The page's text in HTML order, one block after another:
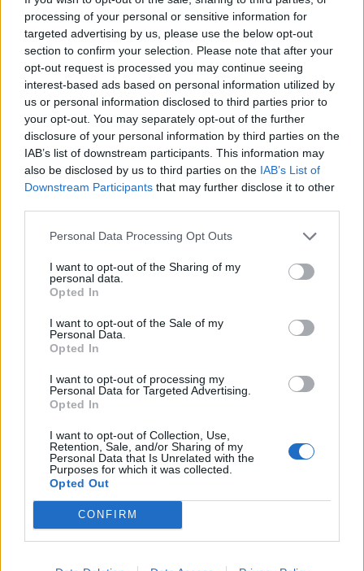
processing of your personal or sensitive information for
targeted advertising by us, please use the below opt-out
section to confirm your selection. Please note that after your
opt-out request is processed you may continue seeing
interest-based ads based on personal information utilized by
us or personal information disclosed to third parties prior to
your opt-out. You may separately opt-out of the further
disclosure of your personal information by third parties on the
IAB’s list of downstream participants. This information may
also be disclosed by us to third parties on the IAB’s List of
Downstream Participants that may further disclose it to other
Personal Data Processing Opt Outs
I want to opt-out of the Sharing of my
personal data.
Opted In
I want to opt-out of the Sale of my
Personal Data.
Opted In
I want to opt-out of processing my
Personal Data for Targeted Advertising.
Opted In
I want to opt-out of Collection, Use,
Retention, Sale, and/or Sharing of my
Personal Data that Is Unrelated with the
Purposes for which it was collected.
Opted Out
CONFIRM
09:00
30°C
27°C
3 Km/h
ΚΑΘΑΡΟΣ
12:00
36°C
27°C
9 Km/h
ΚΑΘΑΡΟΣ
38
9 Km/h
ΚΑΘΑΡΟΣ
34°C
27°C
16 Km/h
28°C
2 Μπφ Δ
ΠΕΜΠΤΗ13 ΑΥΓΟΥΣΤΟΥ Ανατολή: 06:22 - Δύση 20:00
25°C
1 Μπφ Α
3 Km/h
ΚΑΘΑΡΟΣ